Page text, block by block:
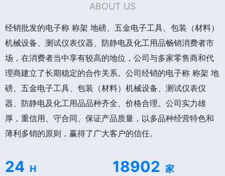
ABOUT US
经销批发的电子称 称架 地磅、五金电子工具、包装（材料）
机械设备、测试仪表仪器、防静电及化工用品畅销消费者市
场，在消费者当中享有较高的地位，公司与多家零售商和代
理商建立了长期稳定的合作关系。公司经销的电子称 称架 地
磅、五金电子工具、包装（材料）机械设备、测试仪表仪
器、防静电及化工用品品种齐全、价格合理。公司实力雄
厚，重信用、守合同、保证产品质量，以多品种经营特色和
薄利多销的原则，赢得了广大客户的信任。
24 H 18902 家